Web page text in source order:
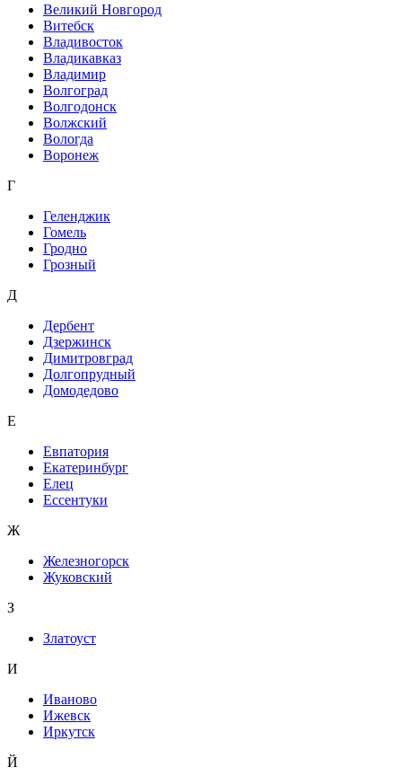
Великий Новгород
Витебск
Владивосток
Владикавказ
Владимир
Волгоград
Волгодонск
Волжский
Вологда
Воронеж
Г
Геленджик
Гомель
Гродно
Грозный
Д
Дербент
Дзержинск
Димитровград
Долгопрудный
Домодедово
Е
Евпатория
Екатеринбург
Елец
Ессентуки
Ж
Железногорск
Жуковский
З
Златоуст
И
Иваново
Ижевск
Иркутск
Й